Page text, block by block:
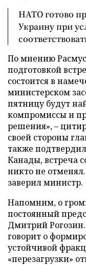
НАТО готово
Украину при
По мнению
подготовкой
состоится в
министерском
пятницу будут
компромиссы и
решения», –
своей стороны
также
Канады, встреча
никто не
заверил министр.
Напомним, о
постоянный
Дмитрий
говорит о
устойчивой
«перезагрузки»